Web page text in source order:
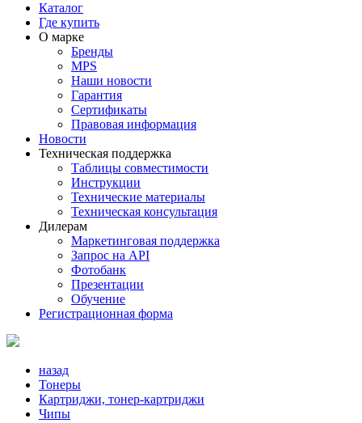
Каталог
Где купить
О марке
Бренды
MPS
Наши новости
Гарантия
Сертификаты
Правовая информация
Новости
Техническая поддержка
Таблицы совместимости
Инструкции
Технические материалы
Техническая консультация
Дилерам
Маркетинговая поддержка
Запрос на API
Фотобанк
Презентации
Обучение
Регистрационная форма
назад
Тонеры
Картриджи, тонер-картриджи
Чипы